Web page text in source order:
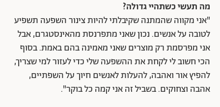
מה תעשי כשתהיי גדולה?
"אני מקווה שהמתנה שקיבלתי להיות צינור השפעה תשפיע
לטובה על אנשים. נכון שאני מתפרנסת מהאינסטגרם, אבל
אני מפרסמת רק מוצרים שאני מאמינה בהם באמת. בסוף
הכי חשוב לי לקחת את ההשפעה שלי כדי לעזור למי שצריך,
להפיץ אור ואהבה, להעלות לאנשים חיוך על השפתיים,
אהבה וצחוקים. בשביל זה אני קמה כל בוקר".